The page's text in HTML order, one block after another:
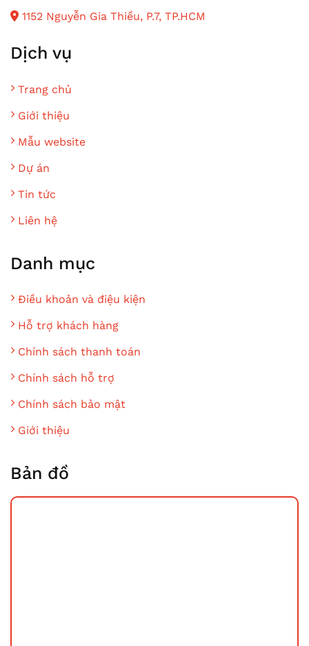
1152 Nguyễn Gia Thiều, P.7, TP.HCM
Dịch vụ
Trang chủ
Giới thiệu
Mẫu website
Dự án
Tin tức
Liên hệ
Danh mục
Điều khoản và điệu kiện
Hỗ trợ khách hàng
Chính sách thanh toán
Chính sách hỗ trợ
Chính sách bảo mật
Giới thiệu
Bản đồ